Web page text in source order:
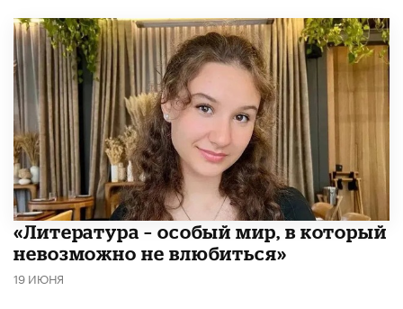
​«Литература – особый мир, в который
невозможно не влюбиться»
19 ИЮНЯ